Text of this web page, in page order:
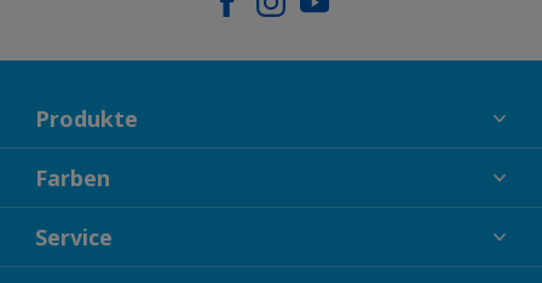
Produkte
FASSADENFARBEN
INNENFARBEN
LACKE
Farben
KOLLEKTIONEN
FARBTRENDS
Service